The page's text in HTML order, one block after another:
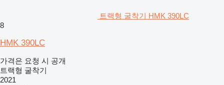
트랙형 굴착기 HMK 390LC
8
HMK 390LC
가격은 요청 시 공개
트랙형 굴착기
2021